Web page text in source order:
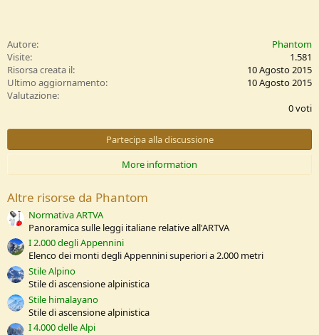
Autore
Phantom
Visite
1.581
Risorsa creata il
10 Agosto 2015
Ultimo aggiornamento
10 Agosto 2015
Valutazione
,
0
0
t
0 voti
Partecipa alla discussione
More information
Altre risorse da Phantom
Normativa ARTVA
Panoramica sulle leggi italiane relative all'ARTVA
I 2.000 degli Appennini
Elenco dei monti degli Appennini superiori a 2.000 metri
Stile Alpino
Stile di ascensione alpinistica
Stile himalayano
Stile di ascensione alpinistica
I 4.000 delle Alpi